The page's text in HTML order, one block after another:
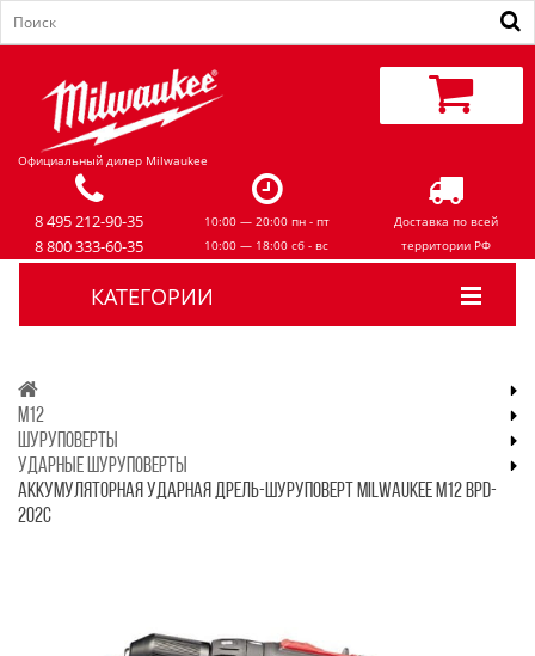
Официальный дилер Milwaukee
8 495 212-90-35
8 800 333-60-35
10:00 — 20:00 пн - пт
10:00 — 18:00 сб - вс
Доставка по всей
территории РФ
КАТЕГОРИИ
M12
ШУРУПОВЕРТЫ
УДАРНЫЕ ШУРУПОВЕРТЫ
АККУМУЛЯТОРНАЯ УДАРНАЯ ДРЕЛЬ-ШУРУПОВЕРТ MILWAUKEE M12 BPD-
202C